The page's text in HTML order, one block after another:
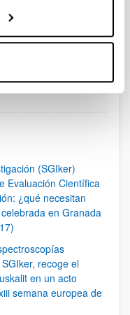
(SGIker)
Evaluación Científica
¿qué necesitan
en Granada
recoge el
en un acto
semana europea de